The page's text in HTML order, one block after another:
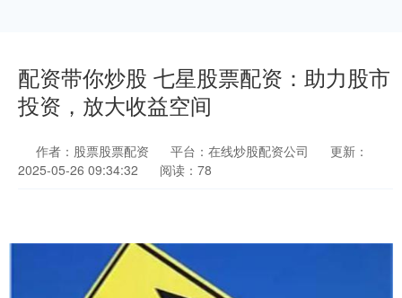
配资带你炒股 七星股票配资：助力股市
投资，放大收益空间
作者：股票股票配资 平台：在线炒股配资公司
更新：
2025-05-26 09:34:32
阅读：78